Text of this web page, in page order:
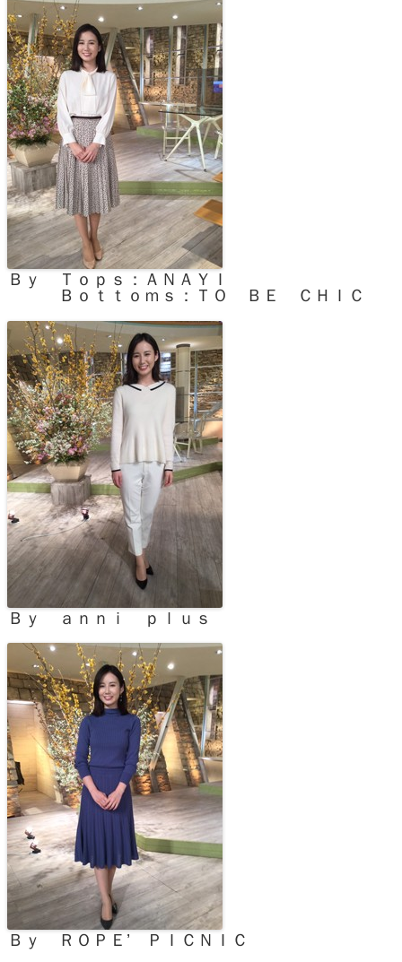
Ｂｙ Ｔｏｐｓ：ＡＮＡＹＩ
Ｂｏｔｔｏｍｓ：ＴＯ ＢＥ ＣＨＩＣ
Ｂｙ ａｎｎｉ ｐｌｕｓ
Ｂｙ ＲＯＰＥ’ ＰＩＣＮＩＣ